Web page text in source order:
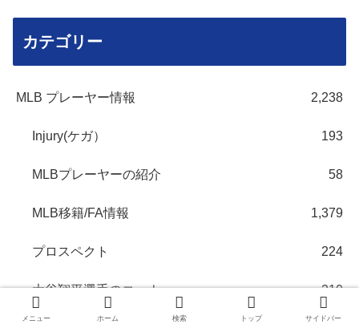
カテゴリー
MLB プレーヤー情報 2,238
Injury(ケガ） 193
MLBプレーヤーの紹介 58
MLB移籍/FA情報 1,379
プロスペクト 224
大谷翔平選手のコーナー 210
メニュー ホーム 検索 トップ サイドバー